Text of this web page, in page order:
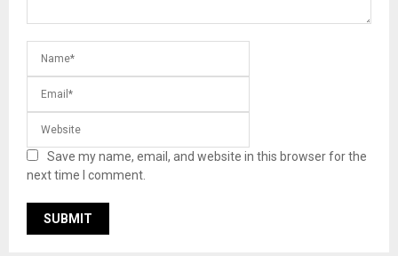
Save my name, email, and website in this browser for the
next time I comment.